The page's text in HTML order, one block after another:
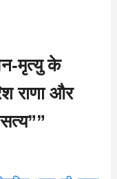
मृत्यु के
राणा और